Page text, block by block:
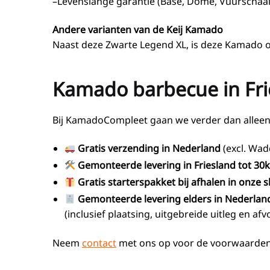
Andere varianten van de Keij Kamado
Naast deze Zwarte Legend XL, is deze
Kamado barbecue in
Bij KamadoCompleet gaan we verder dan
Gratis verzending in Nederland(excl.
Gemonteerde levering in Frieslandtot
Gratis starterspakket bij afhalen in onze
Gemonteerde levering elders in
(inclusief plaatsing, uitgebreide uitleg en
Neemcontact met ons op voor de